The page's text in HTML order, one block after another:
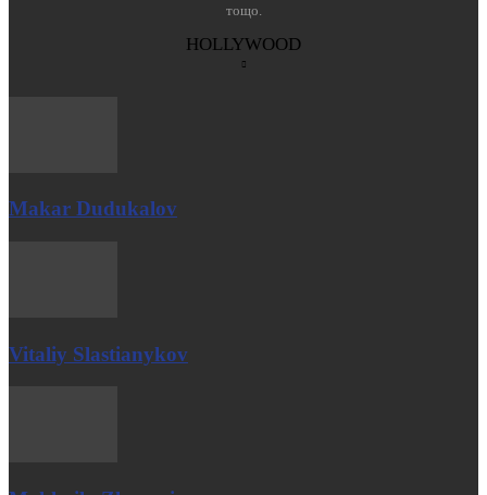
тощо.
HOLLYWOOD
Makar Dudukalov
Vitaliy Slastianykov